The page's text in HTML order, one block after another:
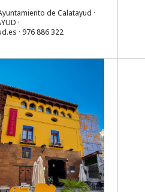
de Calatayud ·
·
· 976 886 322